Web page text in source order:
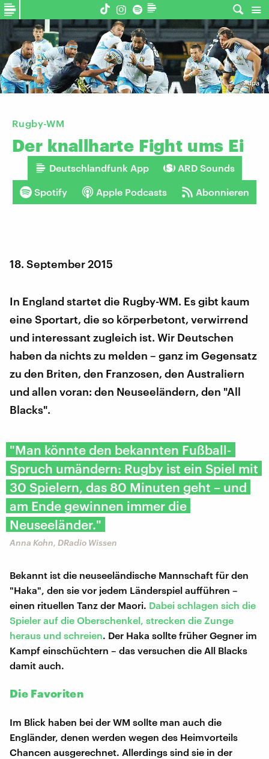
©dpa
Rugby-WM
Der knallharte Fight ums Ei
Deutschlandfunk App ARD Sounds
Spotify Apple Podcasts Abonnieren
18. September 2015
In England startet die Rugby-WM. Es gibt kaum
eine Sportart, die so körperbetont, verwirrend
und interessant zugleich ist. Wir Deutschen
haben da nichts zu melden – ganz im Gegensatz
zu den Briten, den Franzosen, den Australiern
und allen voran: den Neuseeländern, den "All
Blacks".
"Man könnte den bekannten Fußball-
Spruch umändern: Rugby ist ein Spiel mit
30 Spielern, das 80 Minuten geht – und
am Ende gewinnen immer die
Neuseeländer."
Anna Kohn, DRadio Wissen
Bekannt ist die neuseeländische Mannschaft für den
"Haka", den sie vor jedem Länderspiel aufführen –
einen rituellen Tanz der Maori. Dabei schlagen sich die
Spieler auf die Oberschenkel, strecken die Zunge
heraus und schreien. Der Haka sollte früher Gegner im
Kampf einschüchtern – das versuchen die All Blacks
damit auch.
Die Favoriten
Im Blick haben bei der WM sollte man auch die
Engländer, denen werden wegen des Heimvorteils
Chancen ausgerechnet. Allerdings sind sie in der